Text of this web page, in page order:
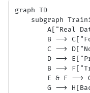
graph TD
subgraph
A["Real
B -->
C -->
D -->
B -->
E & F -->
G -->